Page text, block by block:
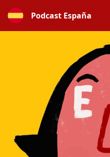
Podcast España